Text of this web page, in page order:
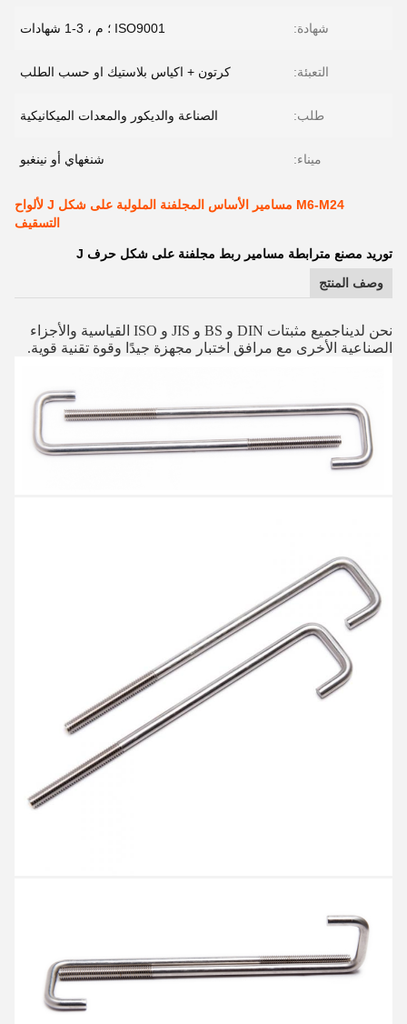
شهادة: ISO9001 ؛ م ، 3-1 شهادات
التعبئة: كرتون + اكياس بلاستيك او حسب الطلب
طلب: الصناعة والديكور والمعدات الميكانيكية
ميناء: شنغهاي أو نينغبو
M6-M24 مسامير الأساس المجلفنة الملولبة على شكل J لألواح
التسقيف
توريد مصنع مترابطة مسامير ربط مجلفنة على شكل حرف J
وصف المنتج
نحن لدينا
جميع مثبتات DIN و BS و JIS و ISO القياسية والأجزاء
الصناعية الأخرى مع مرافق اختبار مجهزة جيدًا وقوة تقنية قوية.